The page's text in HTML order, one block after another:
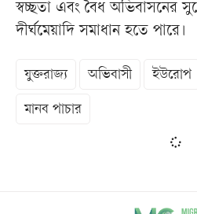
স্বচ্ছতা এবং বৈধ অভিবাসনের
দীর্ঘমেয়াদি সমাধান হতে পারে।
যুক্তরাজ্য অভিবাসী ইউরোপ
মানব পাচার